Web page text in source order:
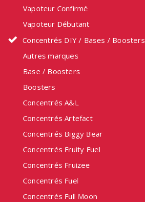
Vapoteur Confirmé
Vapoteur Débutant
Concentrés DIY / Bases / Boosters
Autres marques
Base / Boosters
Boosters
Concentrés A&L
Concentrés Artefact
Concentrés Biggy Bear
Concentrés Fruity Fuel
Concentrés Fruizee
Concentrés Fuel
Concentrés Full Moon